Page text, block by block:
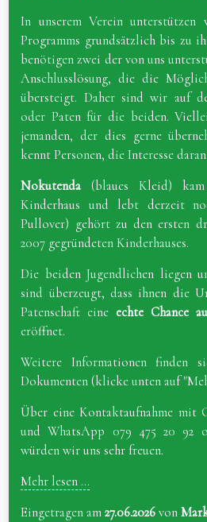
In unserem Verein
Programms grundsätzlich bis zu
benötigen zwei der von uns
Anschlusslösung, die die
übersteigt. Daher sind wir auf
oder Paten für die beiden.
jemanden, der dies gerne
kennt Personen, die Interesse
Nokutenda (blaues Kleid)
Kinderhaus und lebt derzeit
Pullover) gehört zu den ersten
2007 gegründeten Kinderhauses.
Die beiden Jugendlichen liegen
sind überzeugt, dass ihnen die
Patenschaft eineechte Chance
eröffnet.
Weitere Informationen finden
Dokumenten (klicke unten auf
Über eine Kontaktaufnahme mit
und WhatsApp 079 475 20 92
würden wir uns sehr freuen.
Mehr lesen ...
Eingetragen am27.06.2026 von